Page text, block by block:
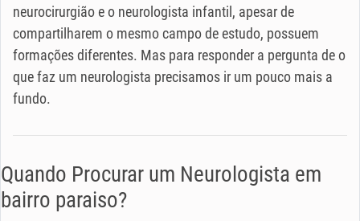
neurocirurgião e o neurologista infantil, apesar de
compartilharem o mesmo campo de estudo, possuem
formações diferentes. Mas para responder a pergunta de o
que faz um neurologista precisamos ir um pouco mais a
fundo.
Quando Procurar um Neurologista em
bairro paraiso?